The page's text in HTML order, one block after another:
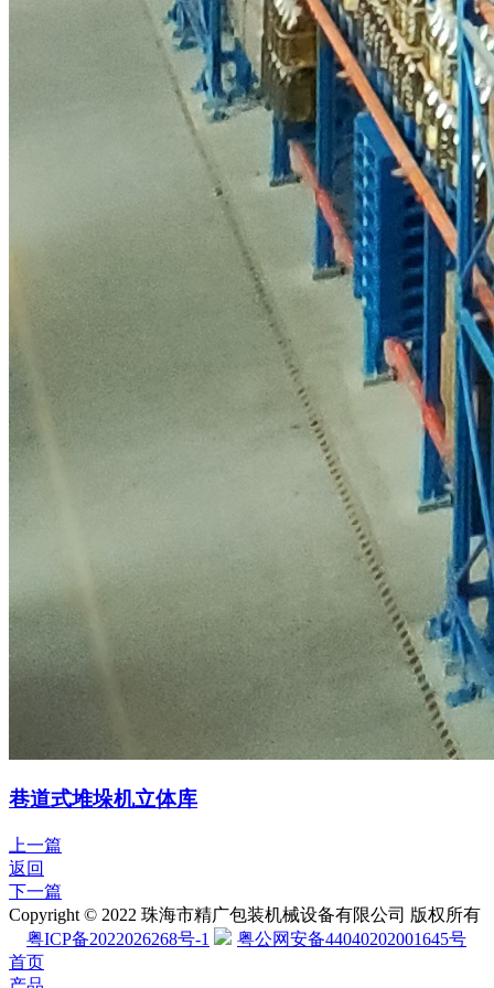
巷道式堆垛机立体库
上一篇
返回
下一篇
Copyright © 2022 珠海市精广包装机械设备有限公司 版权所有
粤ICP备2022026268号-1
粤公网安备44040202001645号
首页